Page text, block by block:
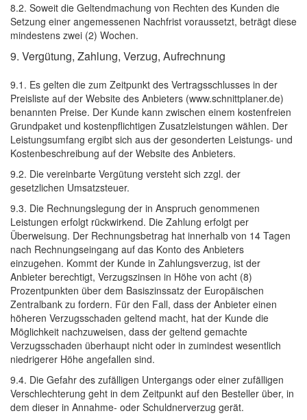
8.2. Soweit die Geltendmachung von Rechten des Kunden die
Setzung einer angemessenen Nachfrist voraussetzt, beträgt diese
mindestens zwei (2) Wochen.
9. Vergütung, Zahlung, Verzug, Aufrechnung
9.1. Es gelten die zum Zeitpunkt des Vertragsschlusses in der
Preisliste auf der Website des Anbieters (www.schnittplaner.de)
benannten Preise. Der Kunde kann zwischen einem kostenfreien
Grundpaket und kostenpflichtigen Zusatzleistungen wählen. Der
Leistungsumfang ergibt sich aus der gesonderten Leistungs- und
Kostenbeschreibung auf der Website des Anbieters.
9.2. Die vereinbarte Vergütung versteht sich zzgl. der
gesetzlichen Umsatzsteuer.
9.3. Die Rechnungslegung der in Anspruch genommenen
Leistungen erfolgt rückwirkend. Die Zahlung erfolgt per
Überweisung. Der Rechnungsbetrag hat innerhalb von 14 Tagen
nach Rechnungseingang auf das Konto des Anbieters
einzugehen. Kommt der Kunde in Zahlungsverzug, ist der
Anbieter berechtigt, Verzugszinsen in Höhe von acht (8)
Prozentpunkten über dem Basiszinssatz der Europäischen
Zentralbank zu fordern. Für den Fall, dass der Anbieter einen
höheren Verzugsschaden geltend macht, hat der Kunde die
Möglichkeit nachzuweisen, dass der geltend gemachte
Verzugsschaden überhaupt nicht oder in zumindest wesentlich
niedrigerer Höhe angefallen sind.
9.4. Die Gefahr des zufälligen Untergangs oder einer zufälligen
Verschlechterung geht in dem Zeitpunkt auf den Besteller über, in
dem dieser in Annahme- oder Schuldnerverzug gerät.